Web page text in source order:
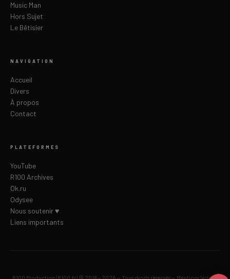
Music Man
Hors Sujet
Le Bêtisier
NAVIGATION
Accueil
Divers
À propos
Contact
PLATEFORMES
YouTube
R100 Archives
Ok.ru
Odysee
Nous soutenir ♥
Liens importants